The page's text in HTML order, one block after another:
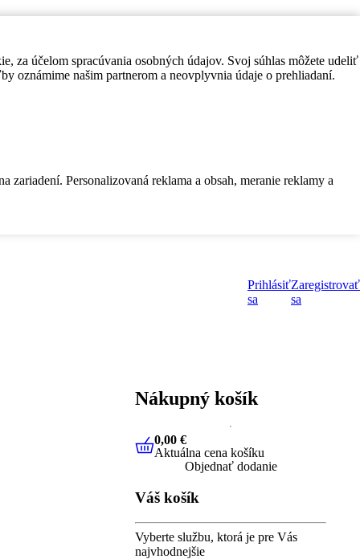
za účelom spracúvania osobných údajov. Svoj súhlas môžete udeliť
oznámime našim partnerom a neovplyvnia údaje o prehliadaní.
Personalizovaná reklama a obsah, meranie reklamy a
Prihlásiť
sa
Zaregistrovať
sa
Nákupný košík
0,00 €Aktuálna cena košíku
0,00 €
Aktuálna cena košíku
Objednať dodanie
Váš košík
Vyberte službu, ktorá je pre Vás
najvhodnejšie